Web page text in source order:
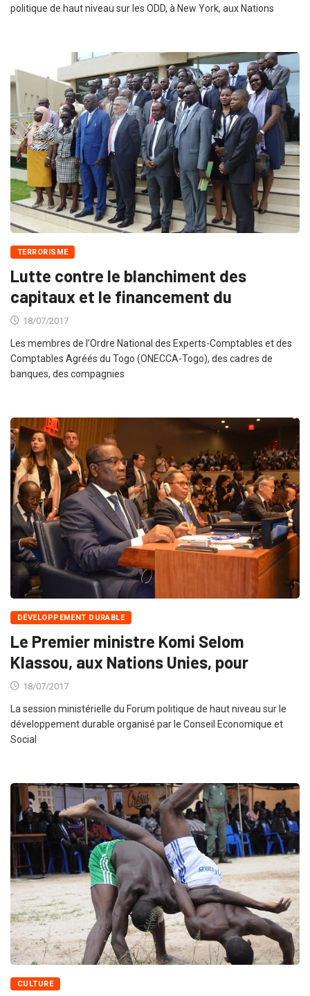
politique de haut niveau sur les ODD, à New York, aux Nations
TERRORISME
Lutte contre le blanchiment des
capitaux et le financement du
18/07/2017
Les membres de l’Ordre National des Experts-Comptables et des
Comptables Agréés du Togo (ONECCA-Togo), des cadres de
banques, des compagnies
DÉVELOPPEMENT DURABLE
Le Premier ministre Komi Selom
Klassou, aux Nations Unies, pour
18/07/2017
La session ministérielle du Forum politique de haut niveau sur le
développement durable organisé par le Conseil Economique et
Social
CULTURE